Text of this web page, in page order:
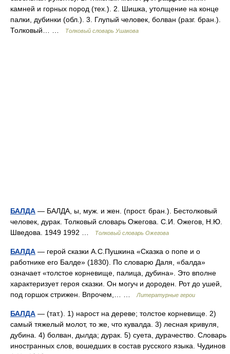
камней и горных пород (тех.). 2. Шишка, утолщение на конце
палки, дубинки (обл.). 3. Глупый человек, болван (разг. бран.).
Толковый… …
Толковый словарь Ушакова
БАЛДА — БАЛДА, ы, муж. и жен. (прост. бран.). Бестолковый
человек, дурак. Толковый словарь Ожегова. С.И. Ожегов, Н.Ю.
Шведова. 1949 1992 …
Толковый словарь Ожегова
БАЛДА — герой сказки А.С.Пушкина «Сказка о попе и о
работнике его Балде» (1830). По словарю Даля, «балда»
означает «толстое корневище, палица, дубина». Это вполне
характеризует героя сказки. Он могуч и дороден. Рот до ушей,
под горшок стрижен. Впрочем,… …
Литературные герои
БАЛДА — (тат.). 1) нарост на дереве; толстое корневище. 2)
самый тяжелый молот, то же, что кувалда. 3) лесная кривуля,
дубина. 4) болван, дылда; дурак. 5) суета, дурачество. Словарь
иностранных слов, вошедших в состав русского языка. Чудинов